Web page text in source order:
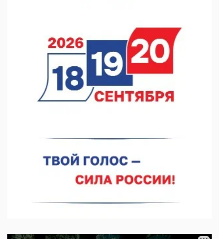
покраской телебашни
07.08.2026 11:20
В автобусах Арзамаса устанавливают терминалы оплаты
07.08.2026 11:03